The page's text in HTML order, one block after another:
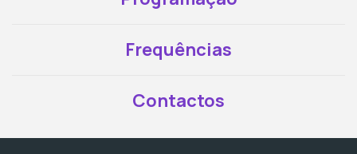
Frequências
Contactos